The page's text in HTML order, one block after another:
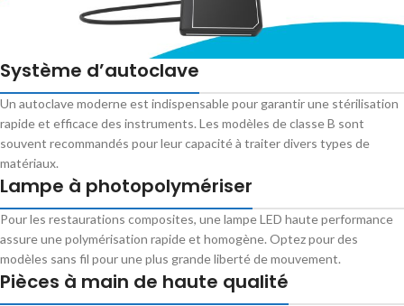
Système d’autoclave
Un autoclave moderne est indispensable pour garantir une stérilisation
rapide et efficace des instruments. Les modèles de classe B sont
souvent recommandés pour leur capacité à traiter divers types de
matériaux.
Lampe à photopolymériser
Pour les restaurations composites, une lampe LED haute performance
assure une polymérisation rapide et homogène. Optez pour des
modèles sans fil pour une plus grande liberté de mouvement.
Pièces à main de haute qualité